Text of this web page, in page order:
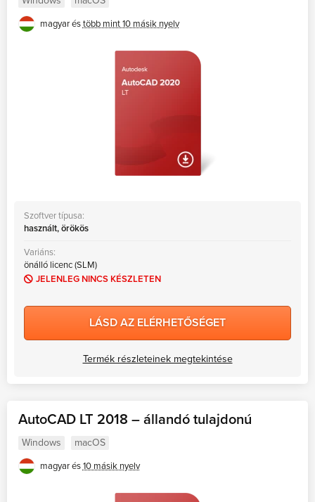
magyar éstöbb mint 10 másik nyelv
Szoftver típusa:
használt, örökös
Variáns:
önálló licenc (SLM)
JELENLEG NINCS KÉSZLETEN
LÁSD AZ ELÉRHETŐSÉGET
Termék részleteinek megtekintése
AutoCAD LT 2018 – állandó tulajdonú
Windows macOS
magyar és10 másik nyelv